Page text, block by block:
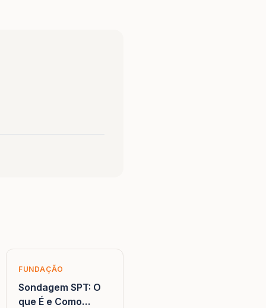
FUNDAÇÃO
Sondagem SPT: O
que É e Como